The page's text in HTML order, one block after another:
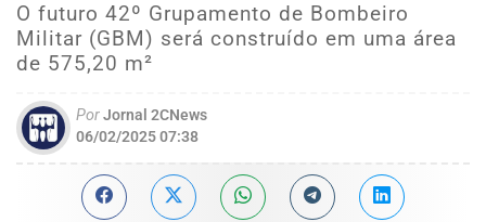
O futuro 42º Grupamento de Bombeiro
Militar (GBM) será construído em uma área
de 575,20 m²
PorJornal 2CNews
06/02/2025 07:38